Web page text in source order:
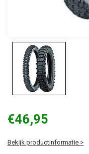
€46,95
Bekijk productinformatie >